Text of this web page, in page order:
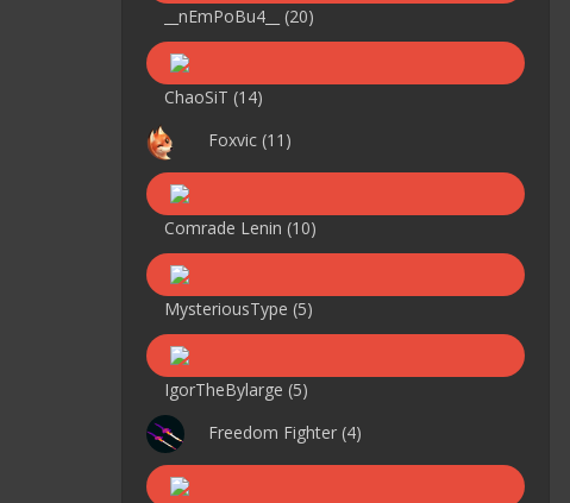
__nEmPoBu4__ (20)
ChaoSiT (14)
Foxvic (11)
Comrade Lenin (10)
MysteriousType (5)
IgorTheBylarge (5)
Freedom Fighter (4)